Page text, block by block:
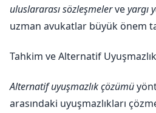
uluslararası sözleşmelerveyargı
uzman avukatlar büyük önem
Tahkim ve Alternatif
Alternatif uyuşmazlık çözümü
arasındaki uyuşmazlıkları